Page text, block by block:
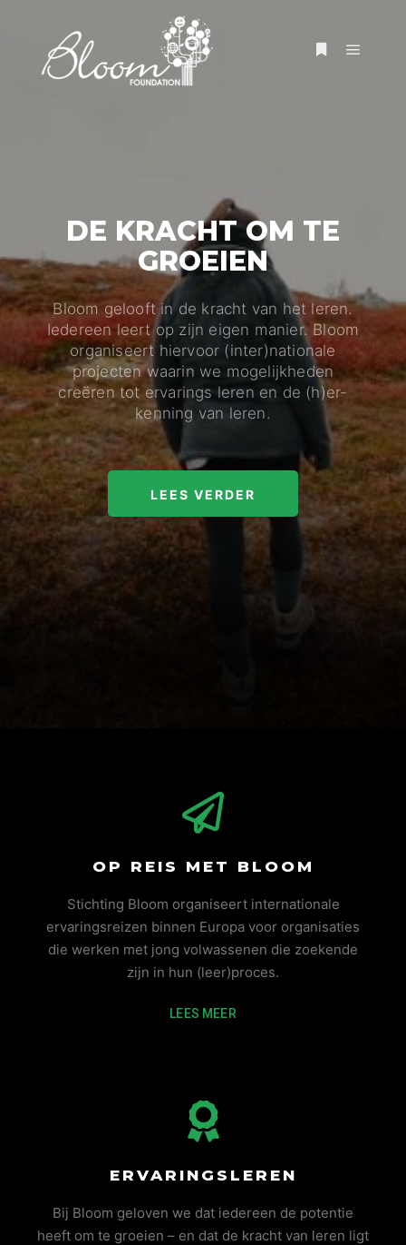
DE KRACHT OM TE
GROEIEN
Bloom gelooft in de kracht van het leren.
Iedereen leert op zijn eigen manier. Bloom
organiseert hiervoor (inter)nationale
projecten waarin we mogelijkheden
creëren tot ervarings leren en de (h)er-
kenning van leren.
LEES VERDER
OP REIS MET BLOOM
Stichting Bloom organiseert internationale
ervaringsreizen binnen Europa voor organisaties
die werken met jong volwassenen die zoekende
zijn in hun (leer)proces.
LEES MEER
ERVARINGSLEREN
Bij Bloom geloven we dat iedereen de potentie
heeft om te groeien – en dat de kracht van leren ligt